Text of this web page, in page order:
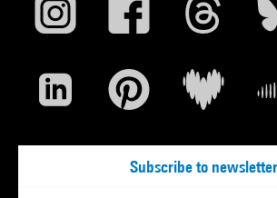
Subscribe to newsletter